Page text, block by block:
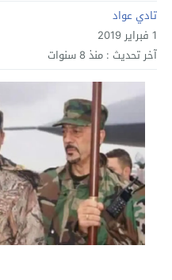
تادي عواد
1 فبراير 2019
آخر تحديث : منذ 8 سنوات